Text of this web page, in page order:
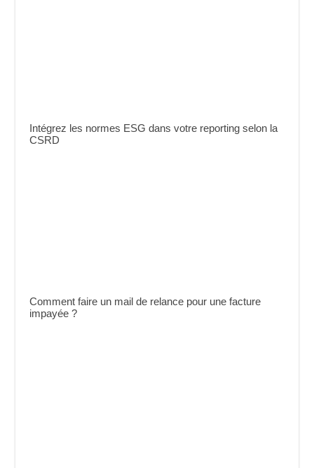
Intégrez les normes ESG dans votre reporting selon la
CSRD
Comment faire un mail de relance pour une facture
impayée ?